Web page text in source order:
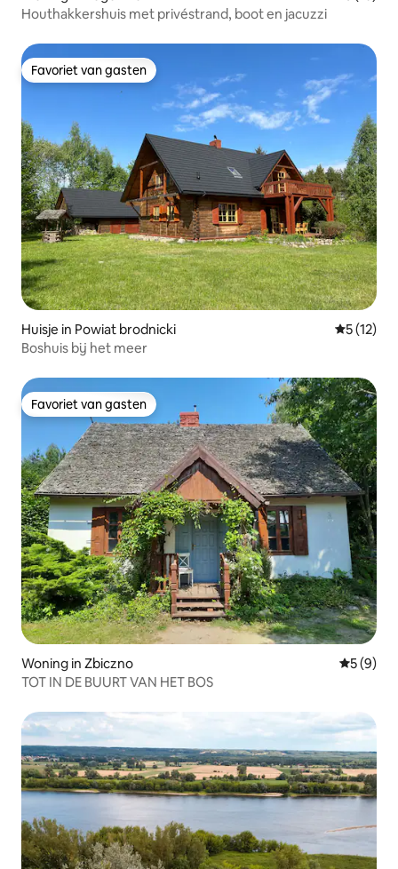
Houthakkershuis met privéstrand, boot en jacuzzi
Favoriet van gasten
Favoriet van gasten
Huisje in Powiat brodnicki
5 (12)
Boshuis bij het meer
Favoriet van gasten
Favoriet van gasten
Woning in Zbiczno
5 (9)
TOT IN DE BUURT VAN HET BOS